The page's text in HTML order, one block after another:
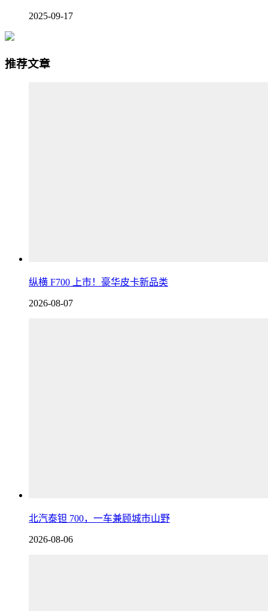
2025-09-17
推荐文章
纵横 F700 上市！豪华皮卡新品类
2026-08-07
北汽泰钽 700，一车兼顾城市山野
2026-08-06